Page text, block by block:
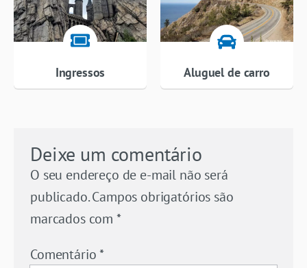
Ingressos Aluguel de carro
Deixe um comentário
O seu endereço de e-mail não será
publicado. Campos obrigatórios são
marcados com *
Comentário*